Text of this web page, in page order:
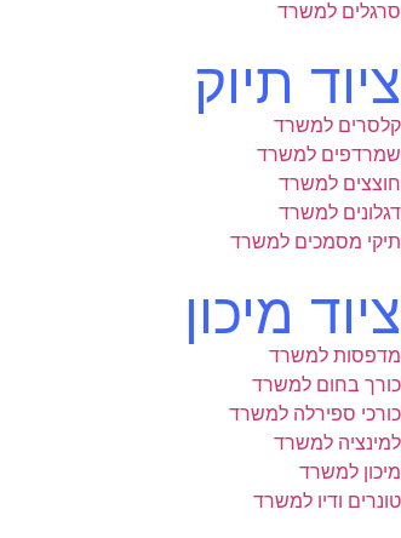
סרגלים למשרד
ציוד תיוק
קלסרים למשרד
שמרדפים למשרד
חוצצים למשרד
דגלונים למשרד
תיקי מסמכים למשרד
ציוד מיכון
מדפסות למשרד
כורך בחום למשרד
כורכי ספירלה למשרד
למינציה למשרד
מיכון למשרד
טונרים ודיו למשרד